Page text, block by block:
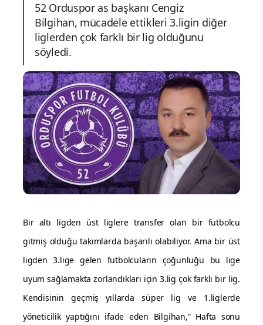
52 Orduspor as başkanı Cengiz
Bilgihan, mücadele ettikleri 3.ligin diğer
liglerden çok farklı bir lig olduğunu
söyledi.
Bir altı ligden üst liglere transfer olan bir futbolcu
gitmiş olduğu takımlarda başarılı olabiliyor. Ama bir üst
ligden 3.lige gelen futbolcuların çoğunluğu bu lige
uyum sağlamakta zorlandıkları için 3.lig çok farklı bir lig.
Kendisinin geçmiş yıllarda süper lig ve 1.liglerde
yöneticilik yaptığını ifade eden Bilgihan,” Hafta sonu